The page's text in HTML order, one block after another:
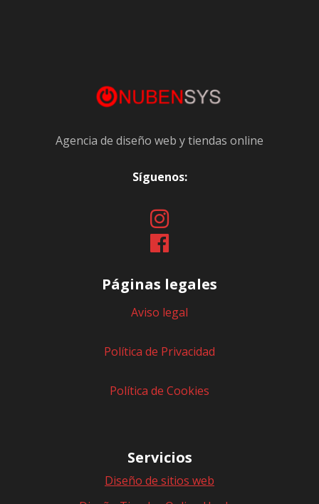
Agencia de diseño web y tiendas online
Síguenos:
Páginas legales
Aviso legal
Política de Privacidad
Política de Cookies
Servicios
Diseño de sitios web